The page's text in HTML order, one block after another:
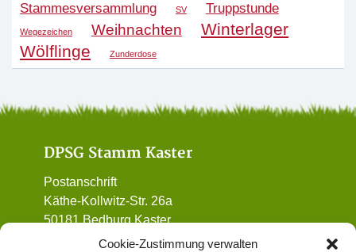
Cookie-Zustimmung verwalten
Stammesversammlung SV Truppstunde
Wegezeichen Weihnachten
Winterlager
Wölflinge
Zunderdose
DPSG Stamm Kaster
Postanschrift
Käthe-Kollwitz-Str. 26a
50181 Bedburg Kaster
01 72 / 90 32 962